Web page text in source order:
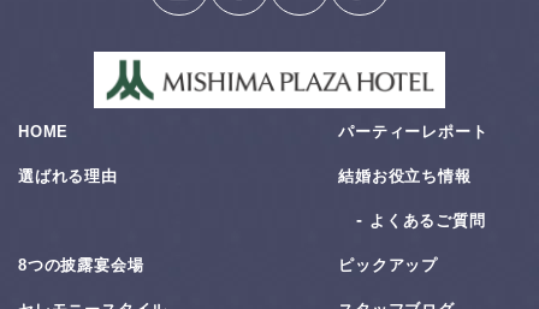
HOME
選ばれる理由
8つの披露宴会場
パーティーレポート
結婚お役⽴ち情報
よくあるご質問
ピックアップ